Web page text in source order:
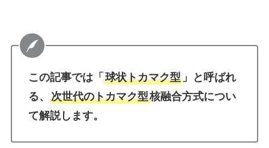
この記事では「 球状トカマク型」と呼ばれ
る、 次世代のトカマク型核融合方式につい
て解説します。